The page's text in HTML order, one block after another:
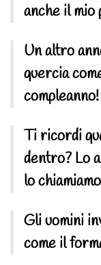
anche il mio
Un altro
quercia
compleanno!
Ti ricordi
dentro? Lo
lo
Gli uomini
come il